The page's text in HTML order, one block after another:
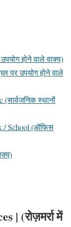
होने वाले वाक्य)
पर उपयोग होने वाले
स्थानों
/ School (ऑफिस
| (रोज़मर्रा में